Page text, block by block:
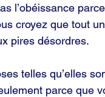
l’obéissance
croyez que tout
pires désordres.
telles qu’elles
parce que